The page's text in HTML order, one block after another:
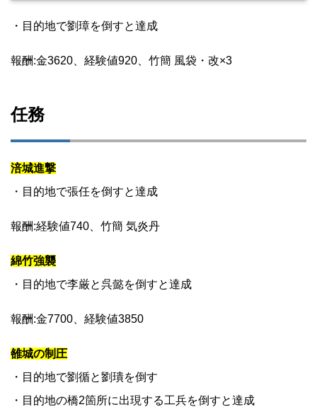
・目的地で劉璋を倒すと達成
報酬:金3620、経験値920、竹簡 風袋・改×3
任務
涪城進撃
・目的地で張任を倒すと達成
報酬:経験値740、竹簡 気炎丹
綿竹強襲
・目的地で李厳と呉懿を倒すと達成
報酬:金7700、経験値3850
雒城の制圧
・目的地で劉循と劉璝を倒す
・目的地の橋2箇所に出現する工兵を倒すと達成